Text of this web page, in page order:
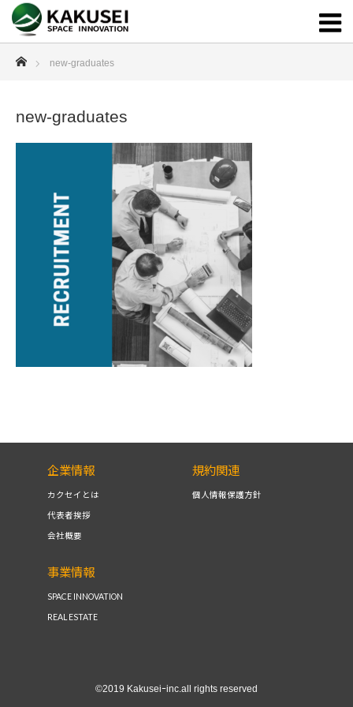
new-graduates
new-graduates
企業情報
カクセイとは
代表者挨拶
会社概要
規約関連
個人情報保護方針
事業情報
SPACE INNOVATION
REAL ESTATE
©2019 Kakuseiｰinc.all rights reserved